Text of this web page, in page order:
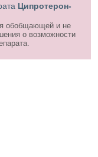
Ципротерон-
обобщающей и не
о возможности